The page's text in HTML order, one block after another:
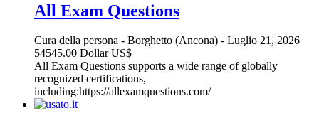
All Exam Questions
Cura della persona - Borghetto (Ancona) - Luglio 21, 2026
54545.00 Dollar US$
All Exam Questions supports a wide range of globally
recognized certifications,
including:https://allexamquestions.com/